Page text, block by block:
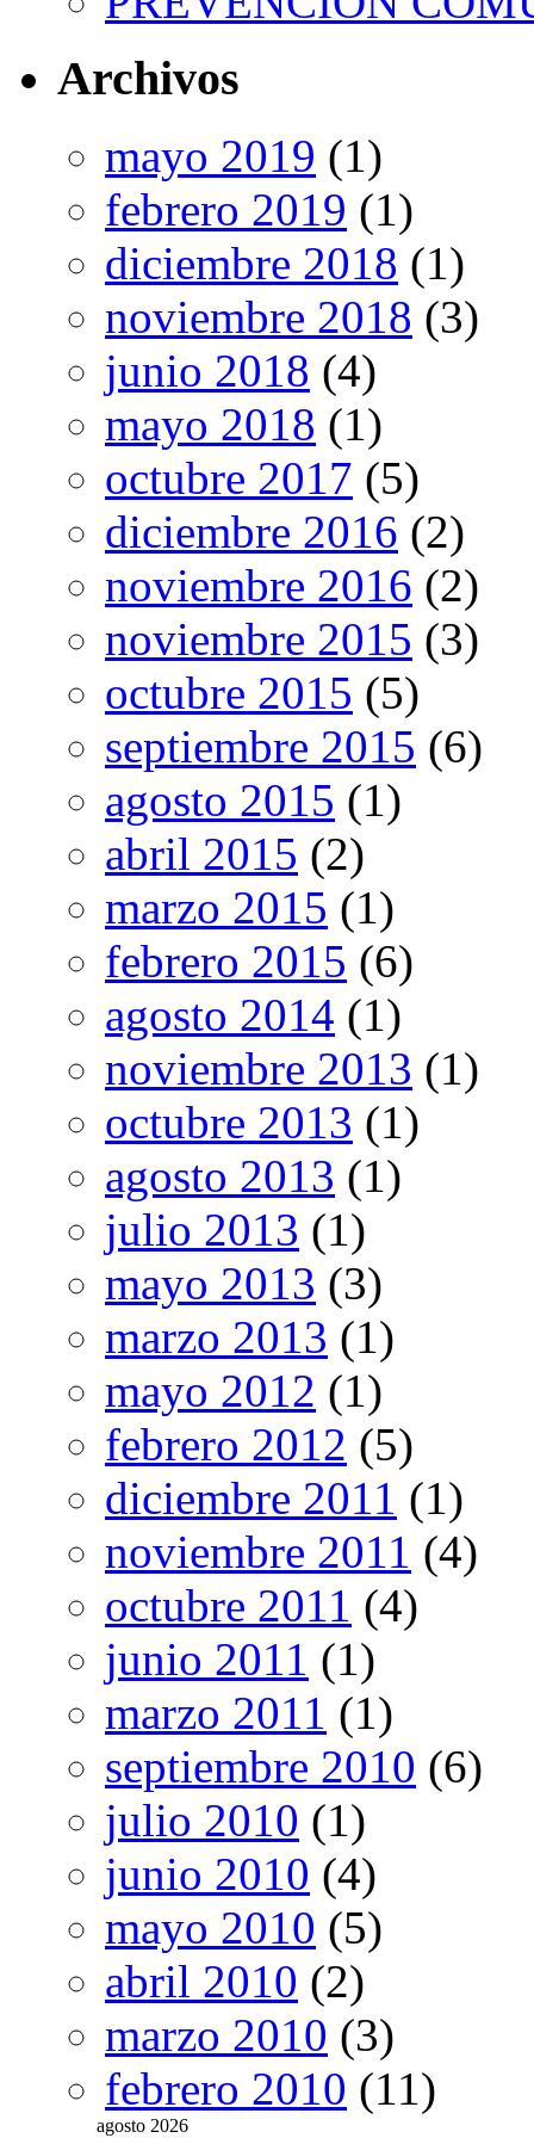
Archivos
mayo 2019 (1)
febrero 2019 (1)
diciembre 2018 (1)
noviembre 2018 (3)
junio 2018 (4)
mayo 2018 (1)
octubre 2017 (5)
diciembre 2016 (2)
noviembre 2016 (2)
noviembre 2015 (3)
octubre 2015 (5)
septiembre 2015 (6)
agosto 2015 (1)
abril 2015 (2)
marzo 2015 (1)
febrero 2015 (6)
agosto 2014 (1)
noviembre 2013 (1)
octubre 2013 (1)
agosto 2013 (1)
julio 2013 (1)
mayo 2013 (3)
marzo 2013 (1)
mayo 2012 (1)
febrero 2012 (5)
diciembre 2011 (1)
noviembre 2011 (4)
octubre 2011 (4)
junio 2011 (1)
marzo 2011 (1)
septiembre 2010 (6)
julio 2010 (1)
junio 2010 (4)
mayo 2010 (5)
abril 2010 (2)
marzo 2010 (3)
febrero 2010 (11)
agosto 2026